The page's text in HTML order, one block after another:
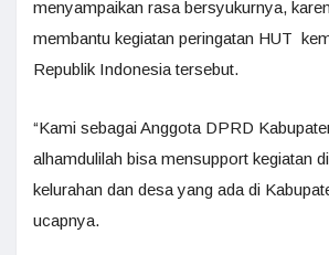
menyampaikan rasa bersyukurnya,
membantu kegiatan peringatan HUT
Republik Indonesia tersebut.
“Kami sebagai Anggota DPRD
alhamdulilah bisa mensupport kegiatan
kelurahan dan desa yang ada di
ucapnya.